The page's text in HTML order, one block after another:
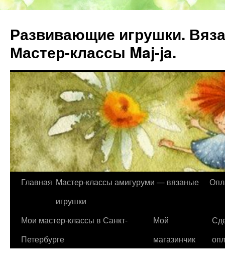
Развивающие игрушки.
Мастер-классы Maj-ja.
Перейти
содержимому
Главная Мастер-классы амигуруми — вязаные
игрушки
Мои мастер-классы в Санкт-
Петербурге
Мой
магазинчик